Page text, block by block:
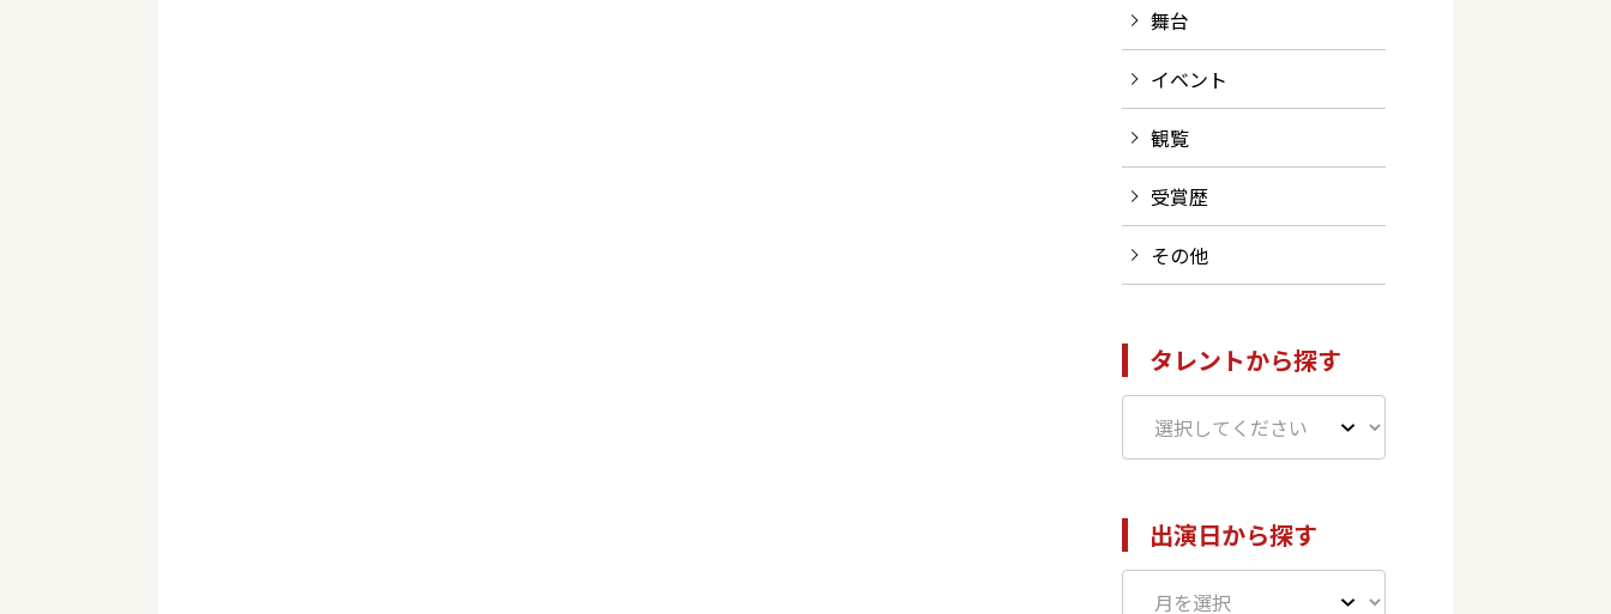
舞台
イベント
観覧
受賞歴
その他
タレントから探す
出演日から探す